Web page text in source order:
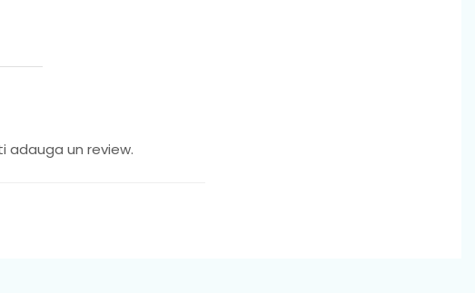
de inalta calitate, ne
de confort si siguranta la
să exploreze și să
mici sa se
adauga un review.